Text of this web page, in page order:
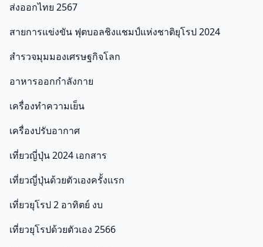
ส่งออกไทย 2567
สายการแข่งขัน ฟุตบอลชิงแชมป์แห่งชาติยุโรป 2024
สำรวจมุมมองเศรษฐกิจโลก
อาหารออกกําลังกาย
เครื่องทำความเย็น
เครื่องปรับอากาศ
เที่ยวญี่ปุ่น 2024 เอกสาร
เที่ยวญี่ปุ่นด้วยตัวเองครั้งแรก
เที่ยวยุโรป 2 อาทิตย์ งบ
เที่ยวยุโรปด้วยตัวเอง 2566